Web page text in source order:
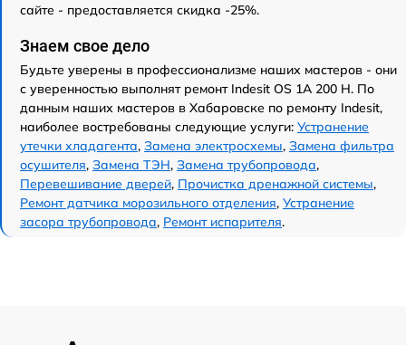
сайте - предоставляется скидка -25%.
Знаем свое дело
Будьте уверены в профессионализме наших мастеров - они
с уверенностью выполнят ремонт Indesit OS 1A 200 H. По
данным наших мастеров в Хабаровске по ремонту Indesit,
наиболее востребованы следующие услуги: Устранение
утечки хладагента, Замена электросхемы, Замена фильтра
осушителя, Замена ТЭН, Замена трубопровода,
Перевешивание дверей, Прочистка дренажной системы,
Ремонт датчика морозильного отделения, Устранение
засора трубопровода, Ремонт испарителя.